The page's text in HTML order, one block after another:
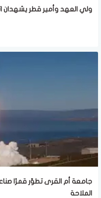
ولي العهد وأمير قطر يشهدان
جامعة أم القرى تطوّر قمرًا
الملاحة